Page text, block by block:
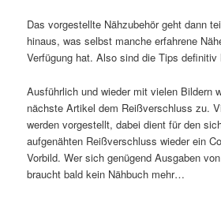
Das vorgestellte Nähzubehör geht dann
hinaus, was selbst manche erfahrene
Verfügung hat. Also sind die Tips definitiv
Ausführlich und wieder mit vielen Bildern
nächste Artikel dem Reißverschluss zu.
werden vorgestellt, dabei dient für den
aufgenähten Reißverschluss wieder ein
Vorbild. Wer sich genügend Ausgaben
braucht bald kein Nähbuch mehr…